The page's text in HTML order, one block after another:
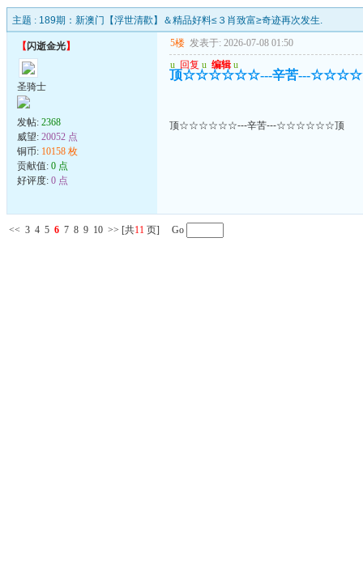
主题 : 189期：新澳门【浮世清歡】＆精品好料≤３肖致富≥奇迹再次发生.
【闪逝金光】
圣骑士
发帖: 2368
威望: 20052 点
铜币: 10158 枚
贡献值: 0 点
好评度: 0 点
5楼 发表于: 2026-07-08 01:50
u 回复 u 编辑 u
顶☆☆☆☆☆☆---辛苦---
顶☆☆☆☆☆☆---辛苦---☆☆☆☆☆☆顶
<< 3 4 5 6 7 8 9 10 >> [共11 页] Go